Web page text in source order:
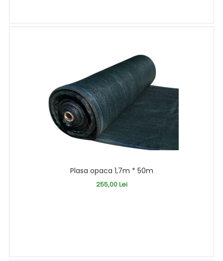
Plasa opaca 1,7m * 50m
255,00 Lei